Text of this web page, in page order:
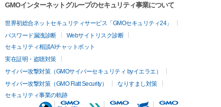
GMOインターネットグループのセキュリティ事業について
世界初総合ネットセキュリティサービス「GMOセキュリティ24」
パスワード漏洩診断
Webサイトリスク診断
セキュリティ相談AIチャットボット
実在証明・盗聴対策
サイバー攻撃対策（GMOサイバーセキュリティ byイエラエ）
サイバー攻撃対策（GMO Flatt Security）
なりすまし対策
セキュリティ事業の軌跡